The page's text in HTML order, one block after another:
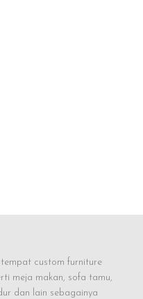
custom furniture
meja makan, sofa tamu,
dan lain sebagainya